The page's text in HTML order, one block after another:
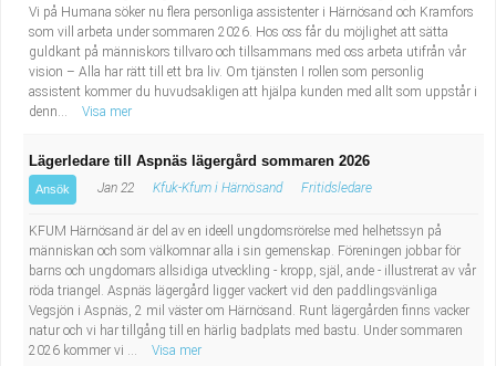
Vi på Humana söker nu flera personliga assistenter i Härnösand och Kramfors
som vill arbeta under sommaren 2026. Hos oss får du möjlighet att sätta
guldkant på människors tillvaro och tillsammans med oss arbeta utifrån vår
vision – Alla har rätt till ett bra liv. Om tjänsten I rollen som personlig
assistent kommer du huvudsakligen att hjälpa kunden med allt som uppstår i
denn...
Visa mer
Lägerledare till Aspnäs lägergård sommaren 2026
Ansök Jan 22 Kfuk-Kfum i Härnösand Fritidsledare
KFUM Härnösand är del av en ideell ungdomsrörelse med helhetssyn på
människan och som välkomnar alla i sin gemenskap. Föreningen jobbar för
barns och ungdomars allsidiga utveckling - kropp, själ, ande - illustrerat av vår
röda triangel. Aspnäs lägergård ligger vackert vid den paddlingsvänliga
Vegsjön i Aspnäs, 2 mil väster om Härnösand. Runt lägergården finns vacker
natur och vi har tillgång till en härlig badplats med bastu. Under sommaren
2026 kommer vi ...
Visa mer